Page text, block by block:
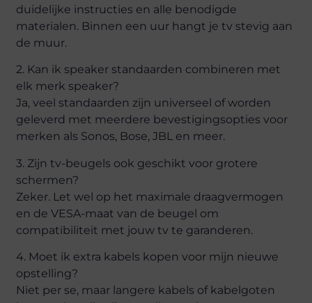
duidelijke instructies en alle benodigde
materialen. Binnen een uur hangt je tv stevig aan
de muur.
2. Kan ik speaker standaarden combineren met
elk merk speaker?
Ja, veel standaarden zijn universeel of worden
geleverd met meerdere bevestigingsopties voor
merken als Sonos, Bose, JBL en meer.
3. Zijn tv-beugels ook geschikt voor grotere
schermen?
Zeker. Let wel op het maximale draagvermogen
en de VESA-maat van de beugel om
compatibiliteit met jouw tv te garanderen.
4. Moet ik extra kabels kopen voor mijn nieuwe
opstelling?
Niet per se, maar langere kabels of kabelgoten